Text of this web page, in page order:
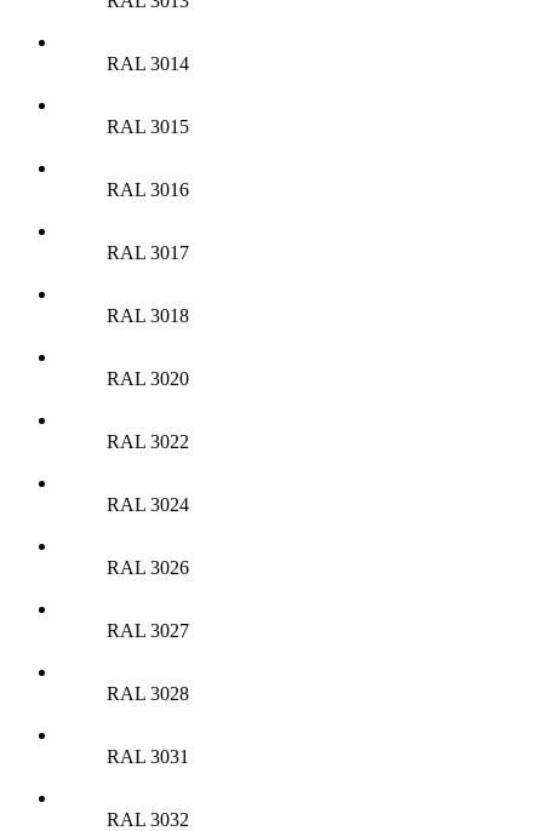
RAL 3014
RAL 3015
RAL 3016
RAL 3017
RAL 3018
RAL 3020
RAL 3022
RAL 3024
RAL 3026
RAL 3027
RAL 3028
RAL 3031
RAL 3032